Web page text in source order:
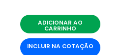
ADICIONAR AO
CARRINHO
INCLUIR NA COTAÇÃO